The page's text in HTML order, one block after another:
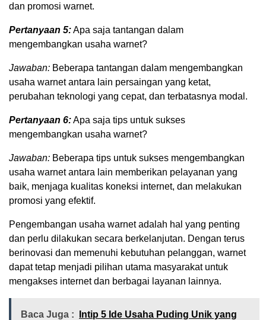
dan promosi warnet.
Pertanyaan 5:Apa saja tantangan dalam
mengembangkan usaha warnet?
Jawaban: Beberapa tantangan dalam mengembangkan
usaha warnet antara lain persaingan yang ketat,
perubahan teknologi yang cepat, dan terbatasnya modal.
Pertanyaan 6:Apa saja tips untuk sukses
mengembangkan usaha warnet?
Jawaban: Beberapa tips untuk sukses mengembangkan
usaha warnet antara lain memberikan pelayanan yang
baik, menjaga kualitas koneksi internet, dan melakukan
promosi yang efektif.
Pengembangan usaha warnet adalah hal yang penting
dan perlu dilakukan secara berkelanjutan. Dengan terus
berinovasi dan memenuhi kebutuhan pelanggan, warnet
dapat tetap menjadi pilihan utama masyarakat untuk
mengakses internet dan berbagai layanan lainnya.
Baca Juga :
Intip 5 Ide Usaha Puding Unik yang